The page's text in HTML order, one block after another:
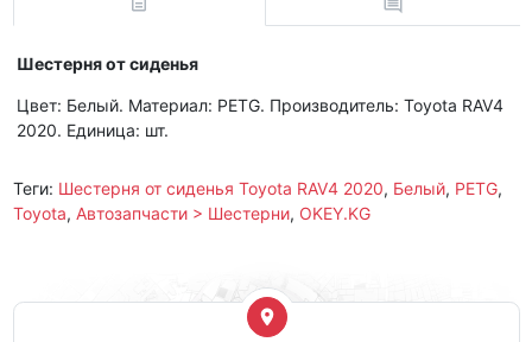
Шестерня от сиденья
Цвет: Белый. Материал: PETG. Производитель: Toyota RAV4
2020. Единица: шт.
Теги: Шестерня от сиденья Toyota RAV4 2020, Белый, PETG,
Toyota, Автозапчасти > Шестерни, OKEY.KG